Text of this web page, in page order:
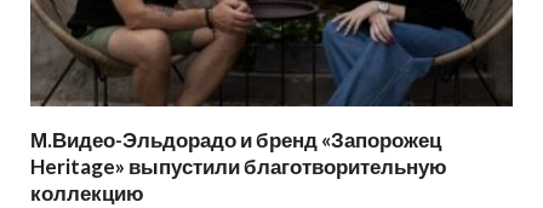
М.Видео-Эльдорадо и бренд «Запорожец
Heritage» выпустили благотворительную
коллекцию